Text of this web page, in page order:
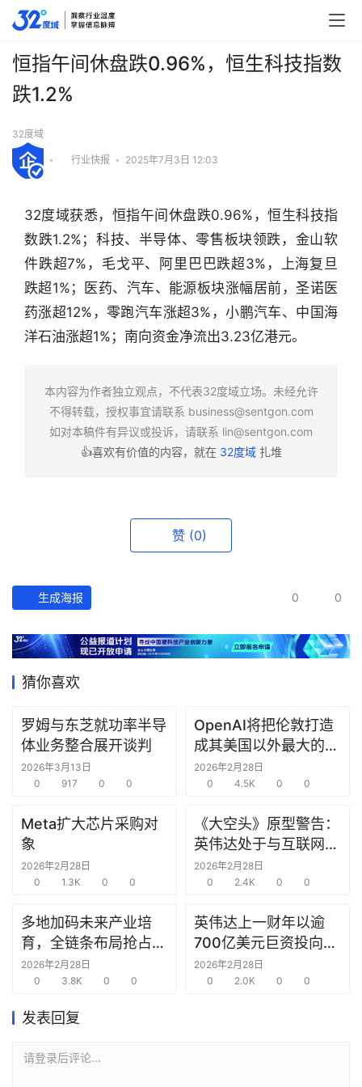
行
业
产
经
数
据
研
创
投
商
机
圈
恒指午间休盘跌0.96%，恒生科技指数
跌1.2%
32度域
• 行业快报 • 2025年7月3日 12:03
32度域获悉，恒指午间休盘跌0.96%，恒生科技指
数跌1.2%；科技、半导体、零售板块领跌，金山软
件跌超7%，毛戈平、阿里巴巴跌超3%，上海复旦
跌超1%；医药、汽车、能源板块涨幅居前，圣诺医
药涨超12%，零跑汽车涨超3%，小鹏汽车、中国海
洋石油涨超1%；南向资金净流出3.23亿港元。
本内容为作者独立观点，不代表32度域立场。未经允许
不得转载，授权事宜请联系 business@sentgon.com
如对本稿件有异议或投诉，请联系 lin@sentgon.com
👍喜欢有价值的内容，就在 32度域扎堆
赞 (0)
生成海报 0 0
猜你喜欢
罗姆与东芝就功率半导
体业务整合展开谈判
2026年3月13日
0
917 0 0
OpenAI将把伦敦打造
成其美国以外最大的研
究中心
2026年2月28日
0
4.5K 0 0
Meta扩大芯片采购对
象
2026年2月28日
0
1.3K 0 0
《大空头》原型警告：
英伟达处于与互联网泡
沫时期思科同样的“危
险境地”
2026年2月28日
0
2.4K 0 0
多地加码未来产业培
育，全链条布局抢占新
赛道先机
2026年2月28日
0
3.8K 0 0
英伟达上一财年以逾
700亿美元巨资投向合
作方，竭力巩固AI芯片
需求
2026年2月28日
0
2.0K 0 0
发表回复
请登录后评论...